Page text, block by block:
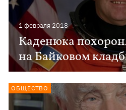
1 февраля 2018
Каденюка
на Байковом
ОБЩЕСТВО